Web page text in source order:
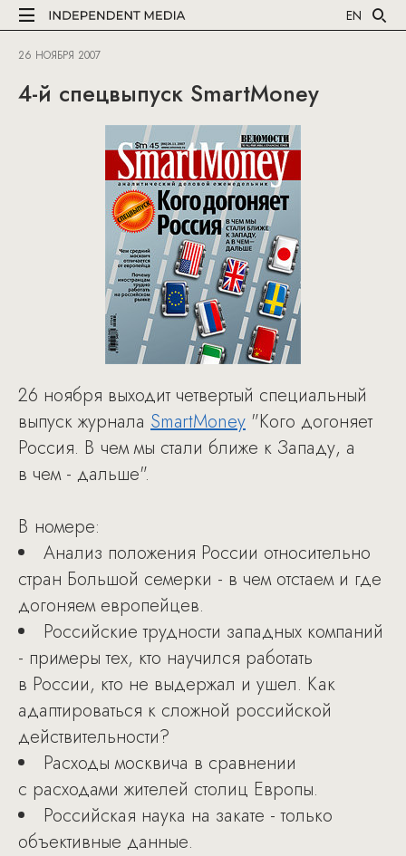
EN
26 НОЯБРЯ 2007
4-й cпецвыпуск SmartMoney
26 ноября выходит четвертый специальный
выпуск журнала SmartMoney "Кого догоняет
Россия. В чем мы стали ближе к Западу, а
в чем - дальше".
В номере:
Анализ положения России относительно
стран Большой семерки - в чем отстаем и где
догоняем европейцев.
Российские трудности западных компаний
- примеры тех, кто научился работать
в России, кто не выдержал и ушел. Как
адаптироваться к сложной российской
действительности?
Расходы москвича в сравнении
с расходами жителей столиц Европы.
Российская наука на закате - только
объективные данные.